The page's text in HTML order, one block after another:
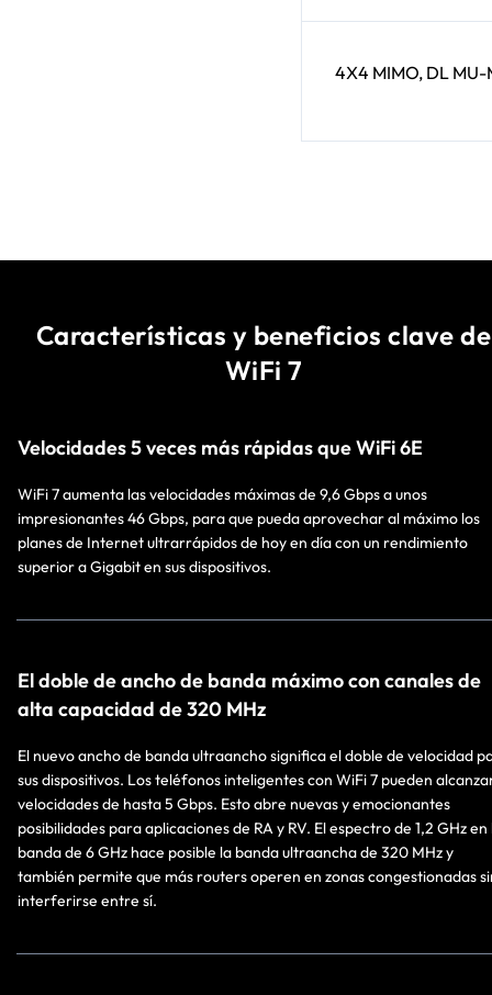
4X4 MIMO, DL MU-
Características y beneficios clave de
WiFi 7
Velocidades 5 veces más rápidas que WiFi 6E
WiFi 7 aumenta las velocidades máximas de 9,6 Gbps a unos
impresionantes 46 Gbps, para que pueda aprovechar al máximo los
planes de Internet ultrarrápidos de hoy en día con un rendimiento
superior a Gigabit en sus dispositivos.
El doble de ancho de banda máximo con canales de
alta capacidad de 320 MHz
El nuevo ancho de banda ultraancho significa el doble de velocidad
sus dispositivos. Los teléfonos inteligentes con WiFi 7 pueden
velocidades de hasta 5 Gbps. Esto abre nuevas y emocionantes
posibilidades para aplicaciones de RA y RV. El espectro de 1,2 GHz en
banda de 6 GHz hace posible la banda ultraancha de 320 MHz y
también permite que más routers operen en zonas congestionadas
interferirse entre sí.